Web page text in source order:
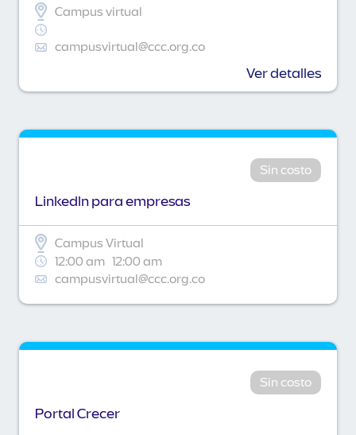
Campus virtual
campusvirtual@ccc.org.co
Ver detalles
Sin costo
Linkedln para empresas
Campus Virtual
12:00 am 12:00 am
campusvirtual@ccc.org.co
Sin costo
Portal Crecer